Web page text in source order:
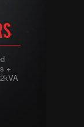
+